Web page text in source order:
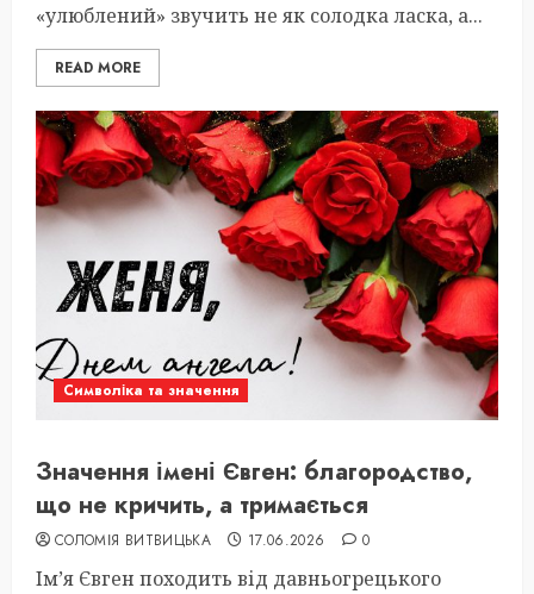
«улюблений» звучить не як солодка ласка, а...
READ MORE
Символіка та значення
Значення імені Євген: благородство,
що не кричить, а тримається
СОЛОМІЯ ВИТВИЦЬКА 17.06.2026 0
Ім’я Євген походить від давньогрецького